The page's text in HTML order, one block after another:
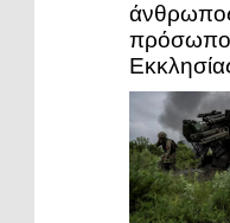
πρόσωπο